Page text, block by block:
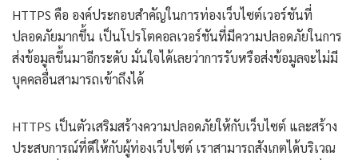
HTTPS คือ องค์ประกอบสำคัญในการท่องเว็บไซต์เวอร์ชันที่
ปลอดภัยมากขึ้น เป็นโปรโตคอลเวอร์ชันที่มีความปลอดภัยในการ
ส่งข้อมูลขึ้นมาอีกระดับ มั่นใจได้เลยว่าการรับหรือส่งข้อมูลจะไม่มี
บุคคลอื่นสามารถเข้าถึงได้
HTTPS เป็นตัวเสริมสร้างความปลอดภัยให้กับเว็บไซต์ และสร้าง
ประสบการณ์ที่ดีให้กับผู้ท่องเว็บไซต์ เราสามารถสังเกตได้บริเวณ